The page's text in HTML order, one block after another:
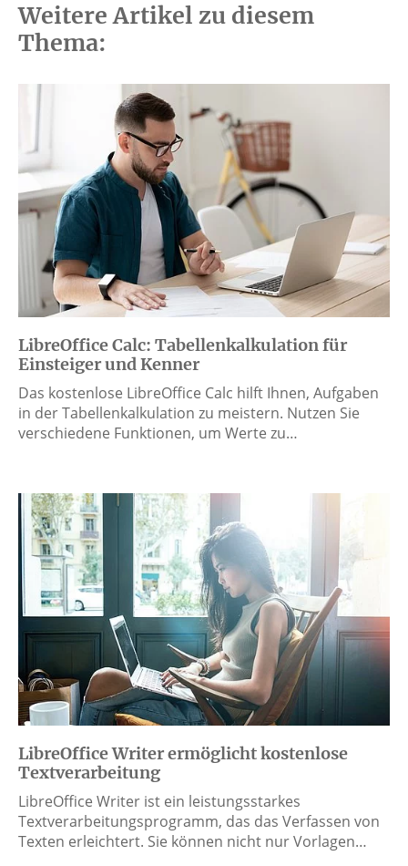
Weitere Artikel zu diesem
Thema:
LibreOffice Calc: Tabellenkalkulation für
Einsteiger und Kenner
Das kostenlose LibreOffice Calc hilft Ihnen, Aufgaben
in der Tabellenkalkulation zu meistern. Nutzen Sie
verschiedene Funktionen, um Werte zu…
LibreOffice Writer ermöglicht kostenlose
Textverarbeitung
LibreOffice Writer ist ein leistungsstarkes
Textverarbeitungsprogramm, das das Verfassen von
Texten erleichtert. Sie können nicht nur Vorlagen…